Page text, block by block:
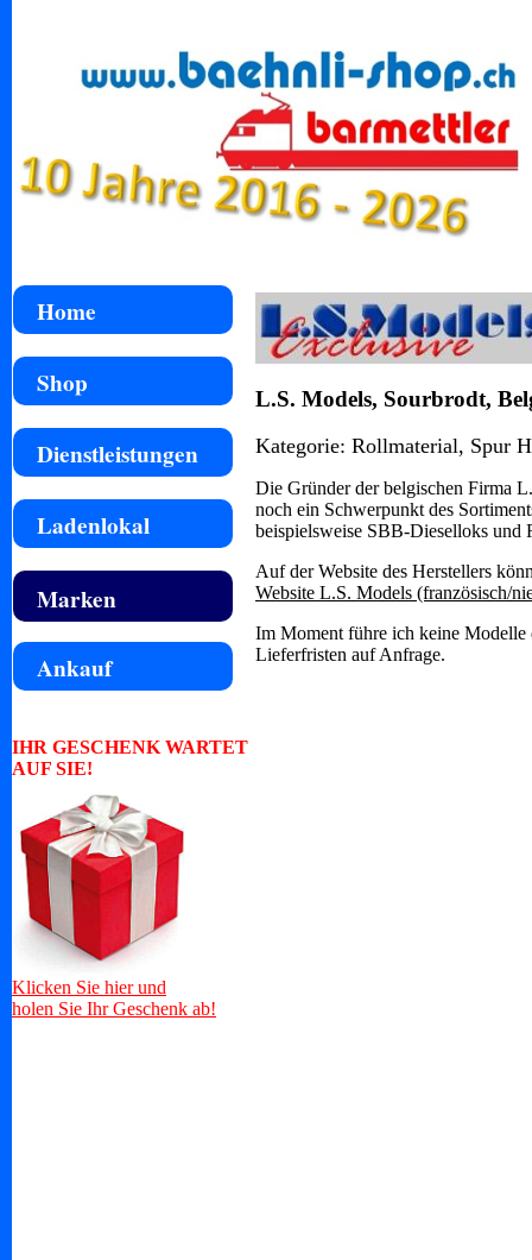
Home
Shop
Dienstleistungen
Ladenlokal
Marken
Ankauf
IHR GESCHENK WARTET
AUF SIE!
Klicken Sie hier und
holen Sie Ihr Geschenk ab!
L.S. Models, Sourbrodt,
Kategorie: Rollmaterial, Spur
Die Gründer der belgischen Firma
noch ein Schwerpunkt des
beispielsweise SBB-Dieselloks und
Auf der Website des Herstellers
Website L.S. Models (französisch/
Im Moment führe ich keine Modelle
Lieferfristen auf Anfrage.